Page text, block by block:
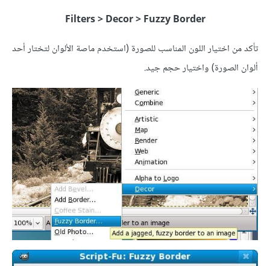
Filters > Decor > Fuzzy Border
تأكد من اختيار اللون المناسب للصورة (استخدم ماصة الألوان لتختار أحد
ألوان الصورة) واختيار حجم جيد.